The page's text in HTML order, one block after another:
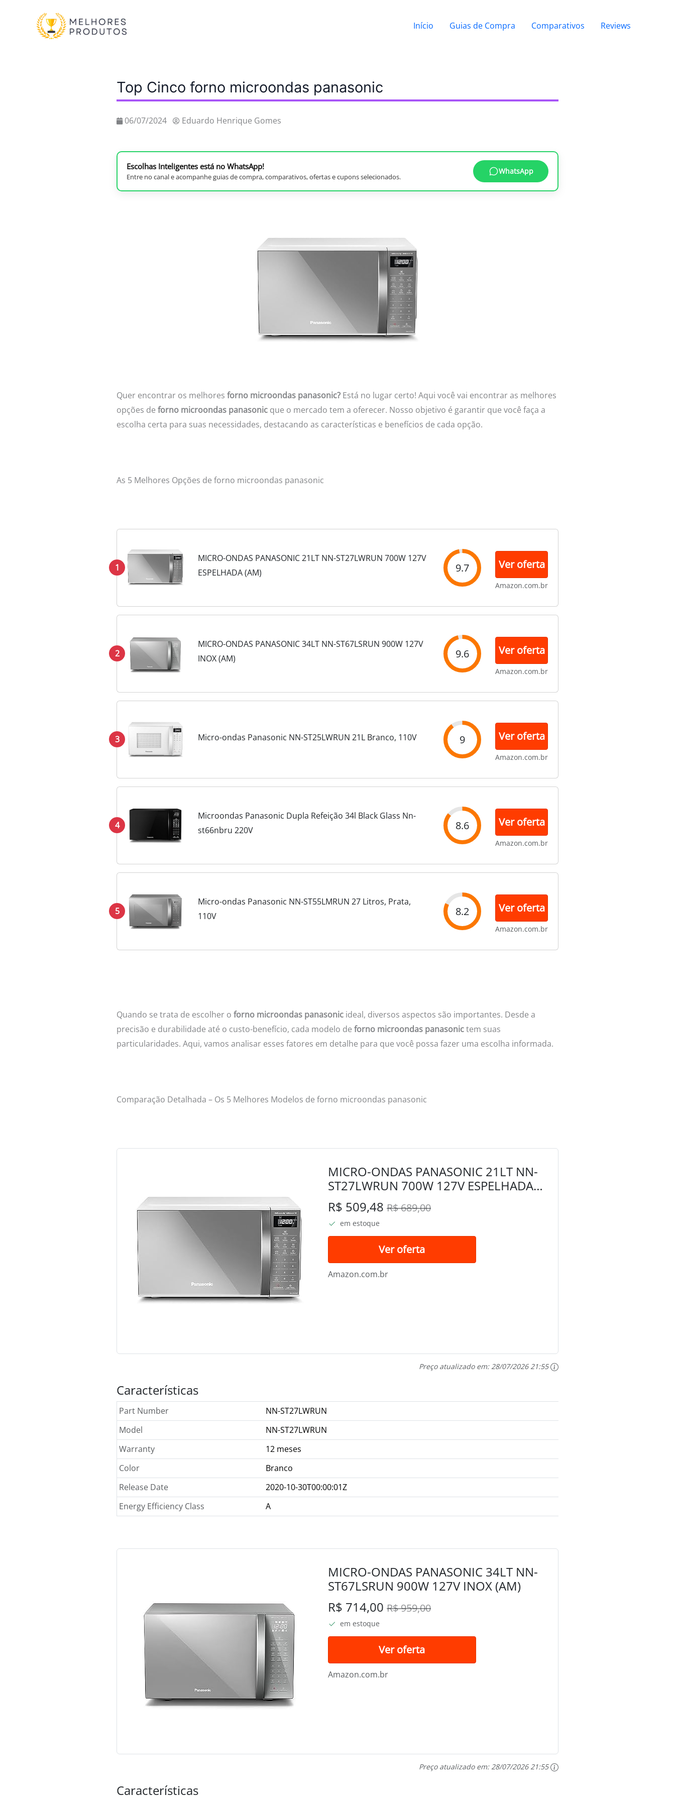
Início Guias de Compra Comparativos Reviews
Top Cinco forno microondas panasonic
06/07/2024 Eduardo Henrique Gomes
Escolhas Inteligentes está no WhatsApp!
Entre no canal e acompanhe guias de compra, comparativos, ofertas e cupons selecionados.
WhatsApp
Quer encontrar os melhores forno microondas panasonic? Está no lugar certo! Aqui você vai encontrar as melhores
opções de forno microondas panasonic que o mercado tem a oferecer. Nosso objetivo é garantir que você faça a
escolha certa para suas necessidades, destacando as características e benefícios de cada opção.
As 5 Melhores Opções de forno microondas panasonic
1
MICRO-ONDAS PANASONIC 21LT NN-ST27LWRUN 700W 127V
ESPELHADA (AM)
9.7 Ver oferta
Amazon.com.br
2
MICRO-ONDAS PANASONIC 34LT NN-ST67LSRUN 900W 127V
INOX (AM)
9.6 Ver oferta
Amazon.com.br
3 Micro-ondas Panasonic NN-ST25LWRUN 21L Branco, 110V 9 Ver oferta
Amazon.com.br
4
Microondas Panasonic Dupla Refeição 34l Black Glass Nn-
st66nbru 220V
8.6 Ver oferta
Amazon.com.br
5
Micro-ondas Panasonic NN-ST55LMRUN 27 Litros, Prata,
110V
8.2 Ver oferta
Amazon.com.br
Quando se trata de escolher o forno microondas panasonic ideal, diversos aspectos são importantes. Desde a
precisão e durabilidade até o custo-benefício, cada modelo de forno microondas panasonictem suas
particularidades. Aqui, vamos analisar esses fatores em detalhe para que você possa fazer uma escolha informada.
Comparação Detalhada – Os 5 Melhores Modelos de forno microondas panasonic
MICRO-ONDAS PANASONIC 21LT NN-
ST27LWRUN 700W 127V ESPELHADA
(AM)
R$ 509,48 R$ 689,00
em estoque
Ver oferta
Amazon.com.br
Preço atualizado em:28/07/2026 21:55
Características
Part Number
NN-ST27LWRUN
Model
NN-ST27LWRUN
Warranty
12 meses
Color
Branco
Release Date
2020-10-30T00:00:01Z
Energy Efficiency Class
A
MICRO-ONDAS PANASONIC 34LT NN-
ST67LSRUN 900W 127V INOX (AM)
R$ 714,00 R$ 959,00
em estoque
Ver oferta
Amazon.com.br
Preço atualizado em:28/07/2026 21:55
Características